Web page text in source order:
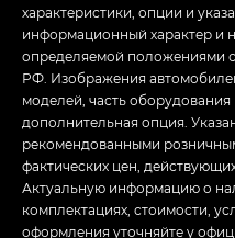
характеристики, опции и
информационный характер и
определяемой положениями
РФ. Изображения
моделей, часть
дополнительная опция.
рекомендованными
фактических цен,
Актуальную информацию о
комплектациях, стоимости,
оформления уточняйте у